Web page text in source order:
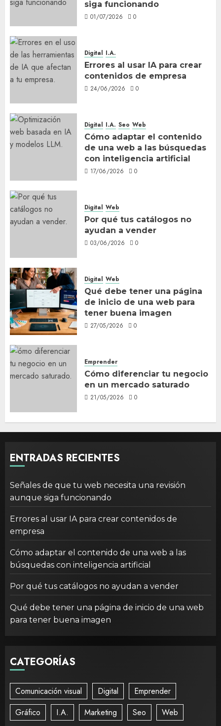
siga funcionando
01/07/2026 0
Digital I.A.
Errores al usar IA para crear
contenidos de empresa
24/06/2026 0
Digital I.A. Seo Web
Cómo adaptar el contenido
de una web a las búsquedas
con inteligencia artificial
17/06/2026 0
Digital Web
Por qué tus catálogos no
ayudan a vender
03/06/2026 0
Digital Web
Qué debe tener una página
de inicio de una web para
tener buena imagen
27/05/2026 0
Emprender
Cómo diferenciar tu negocio
en un mercado saturado
21/05/2026 0
ENTRADAS RECIENTES
Señales de que tu web necesita una revisión
aunque siga funcionando
Errores al usar IA para crear contenidos de
empresa
Cómo adaptar el contenido de una web a las
búsquedas con inteligencia artificial
Por qué tus catálogos no ayudan a vender
Qué debe tener una página de inicio de una web
para tener buena imagen
CATEGORÍAS
Comunicación visual Digital
Emprender
Gráfico
I.A. Marketing Seo Web